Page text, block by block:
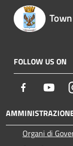
FOLLOW US ON
Facebook
Organi di